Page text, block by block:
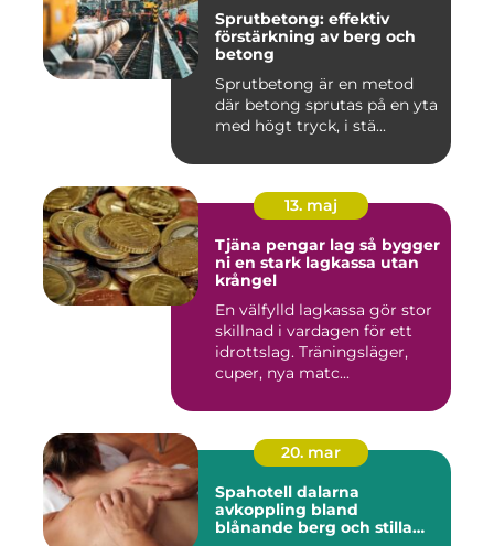
Sprutbetong: effektiv
förstärkning av berg och
betong
Sprutbetong är en metod
där betong sprutas på en yta
med högt tryck, i stä...
13. maj
Tjäna pengar lag så bygger
ni en stark lagkassa utan
krångel
En välfylld lagkassa gör stor
skillnad i vardagen för ett
idrottslag. Träningsläger,
cuper, nya matc...
20. mar
Spahotell dalarna
avkoppling bland
blånande berg och stilla